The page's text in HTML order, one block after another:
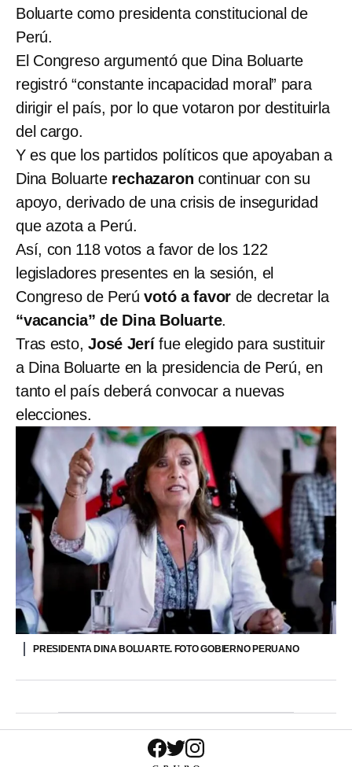
Boluarte como presidenta constitucional de
Perú.
El Congreso argumentó que Dina Boluarte
registró “constante incapacidad moral” para
dirigir el país, por lo que votaron por destituirla
del cargo.
Y es que los partidos políticos que apoyaban a
Dina Boluarte rechazaron continuar con su
apoyo, derivado de una crisis de inseguridad
que azota a Perú.
Así, con 118 votos a favor de los 122
legisladores presentes en la sesión, el
Congreso de Perúvotó a favor de decretar la
“vacancia” de Dina Boluarte.
Tras esto, José Jerífue elegido para sustituir
a Dina Boluarte en la presidencia de Perú, en
tanto el país deberá convocar a nuevas
elecciones.
PRESIDENTA DINA BOLUARTE. FOTO GOBIERNO PERUANO